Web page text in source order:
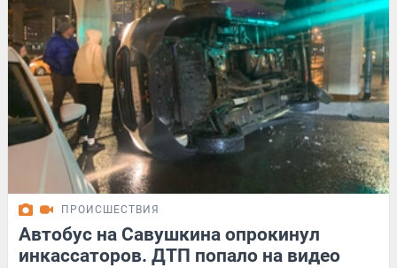
ПРОИСШЕСТВИЯ
Автобус на Савушкина опрокинул
инкассаторов. ДТП попало на видео